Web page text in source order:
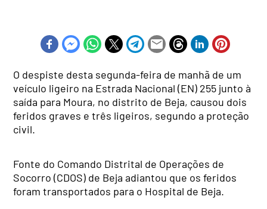
O despiste desta segunda-feira de manhã de um
veículo ligeiro na Estrada Nacional (EN) 255 junto à
saída para Moura, no distrito de Beja, causou dois
feridos graves e três ligeiros, segundo a proteção
civil.
Fonte do Comando Distrital de Operações de
Socorro (CDOS) de Beja adiantou que os feridos
foram transportados para o Hospital de Beja.